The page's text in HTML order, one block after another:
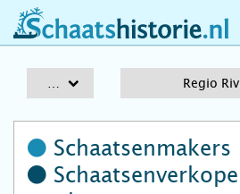
schaatshistorie.nl
Regio
Schaatsenmakers |